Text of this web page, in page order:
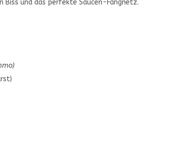
Biss und das perfekte Saucen-Fangnetz.